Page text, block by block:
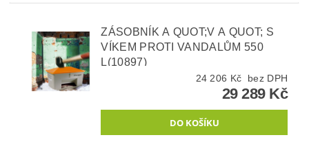
ZÁSOBNÍK A QUOT;V A QUOT; S
VÍKEM PROTI VANDALŮM 550
L(10897)
24 206 Kč bez DPH
29 289 Kč